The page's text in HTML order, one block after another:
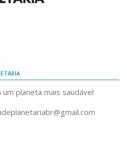
planeta mais saudável